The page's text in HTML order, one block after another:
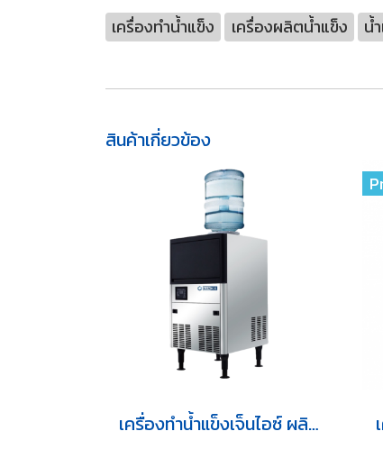
เครื่องทำน้ำแข็ง เครื่องผลิตน้ำแข็ง น้
สินค้าเกี่ยวข้อง
เครื่องทำน้ำแข็งเจ็นไอซ์ ผลิตน้ำแข็งสี่เหลี่ยม รุ่น GI-055ST